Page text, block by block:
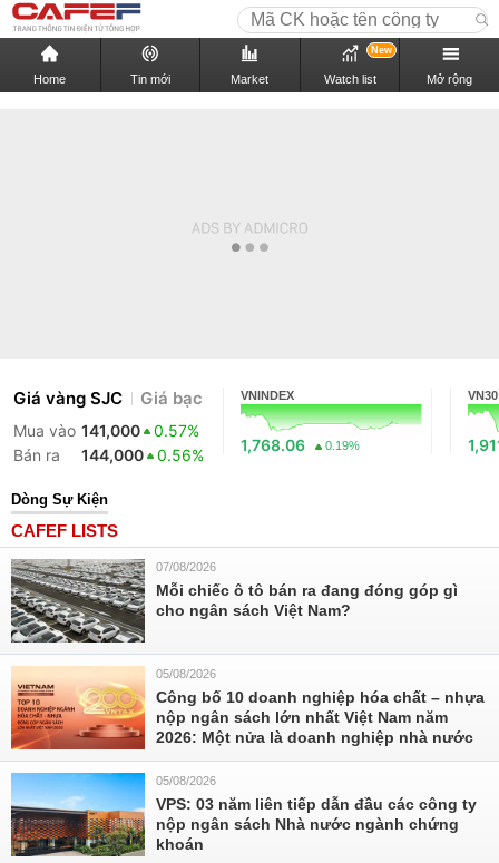
Home Tin mới Market Watch list
New
Mở rộng
Giá vàng SJC Giá bạc
Mua vào 141,000
0.57%
Bán ra
144,000 0.56%
VNINDEX
1,768.06 0.19%
VN30
Dòng Sự Kiện
CAFEF LISTS
07/08/2026
Mỗi chiếc ô tô bán ra đang đóng góp gì
cho ngân sách Việt Nam?
05/08/2026
Công bố 10 doanh nghiệp hóa chất – nhựa
nộp ngân sách lớn nhất Việt Nam năm
2026: Một nửa là doanh nghiệp nhà nước
05/08/2026
VPS: 03 năm liên tiếp dẫn đầu các công ty
nộp ngân sách Nhà nước ngành chứng
khoán